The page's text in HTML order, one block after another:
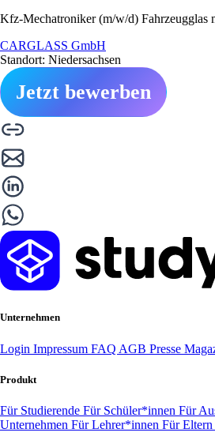
Kfz-Mechatroniker (m/w/d) Fahrzeugglas
CARGLASS GmbH
Standort: Niedersachsen
Jetzt bewerben
Unternehmen
Login Impressum FAQ AGB Presse
Produkt
Für Studierende Für Schüler*innen Für
Unternehmen Für Lehrer*innen Für Eltern